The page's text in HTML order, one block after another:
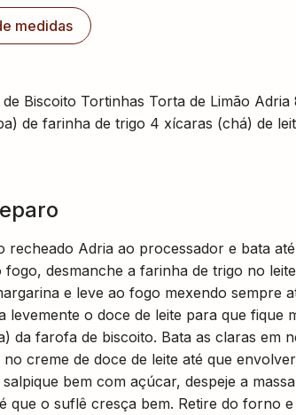
medidas
de Biscoito Tortinhas Torta de Limão
de farinha de trigo 4 xícaras (chá) de
recheado Adria ao processador e bata
fogo, desmanche a farinha de trigo no
e leve ao fogo mexendo sempre
levemente o doce de leite para que fique
da farofa de biscoito. Bata as claras em
no creme de doce de leite até que
bem com açúcar, despeje a
que o suflê cresça bem. Retire do forno